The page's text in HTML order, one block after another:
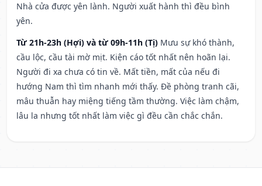
Nhà cửa được yên lành. Người xuất hành thì đều bình
yên.
Từ 21h-23h (Hợi) và từ 09h-11h (Tị) Mưu sự khó thành,
cầu lộc, cầu tài mờ mịt. Kiện cáo tốt nhất nên hoãn lại.
Người đi xa chưa có tin về. Mất tiền, mất của nếu đi
hướng Nam thì tìm nhanh mới thấy. Đề phòng tranh cãi,
mâu thuẫn hay miệng tiếng tầm thường. Việc làm chậm,
lâu la nhưng tốt nhất làm việc gì đều cần chắc chắn.